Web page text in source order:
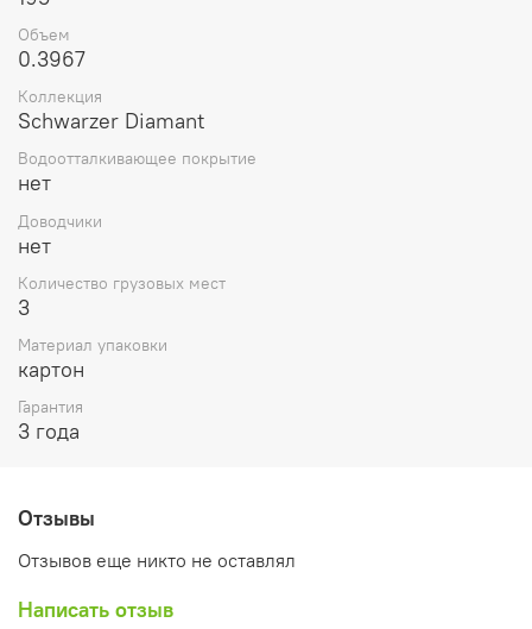
Объем
0.3967
Коллекция
Schwarzer Diamant
Водоотталкивающее покрытие
нет
Доводчики
нет
Количество грузовых мест
3
Материал упаковки
картон
Гарантия
3 года
Отзывы
Отзывов еще никто не оставлял
Написать отзыв